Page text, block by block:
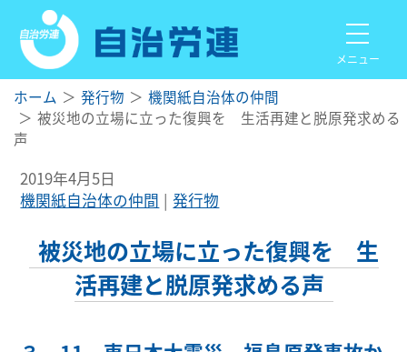
メニュー
ホーム 発行物
機関紙自治体の仲間
被災地の立場に立った復興を 生活再建と脱原発求める
声
2019年4月5日
機関紙自治体の仲間
発行物
被災地の立場に立った復興を 生
活再建と脱原発求める声